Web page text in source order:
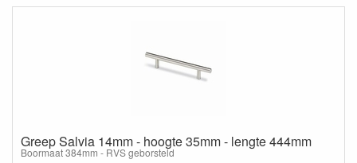
Greep Salvia 14mm - hoogte 35mm - lengte 444mm
Boormaat 384mm - RVS geborsteld